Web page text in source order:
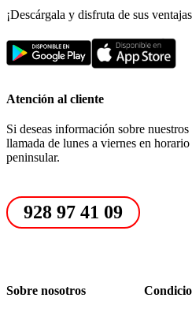
¡Descárgala y disfruta de sus
Atención al cliente
Si deseas información sobre
llamada de lunes a viernes en
peninsular.
928 97 41 09
Sobre nosotros